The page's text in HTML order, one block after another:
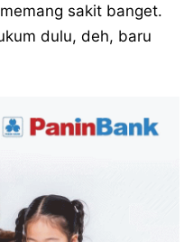
sakit banget.
dulu, deh, baru